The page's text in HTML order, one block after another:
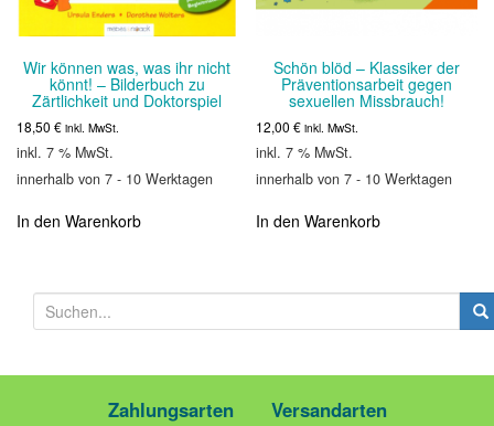
Wir können was, was ihr nicht
könnt! – Bilderbuch zu
Zärtlichkeit und Doktorspiel
18,50 € inkl. MwSt.
inkl. 7 % MwSt.
innerhalb von 7 - 10 Werktagen
In den Warenkorb
Schön blöd – Klassiker der
Präventionsarbeit gegen
sexuellen Missbrauch!
12,00€ inkl. MwSt.
inkl. 7 % MwSt.
innerhalb von 7 - 10 Werktagen
In den Warenkorb
u
Zahlungsarten Versandarten